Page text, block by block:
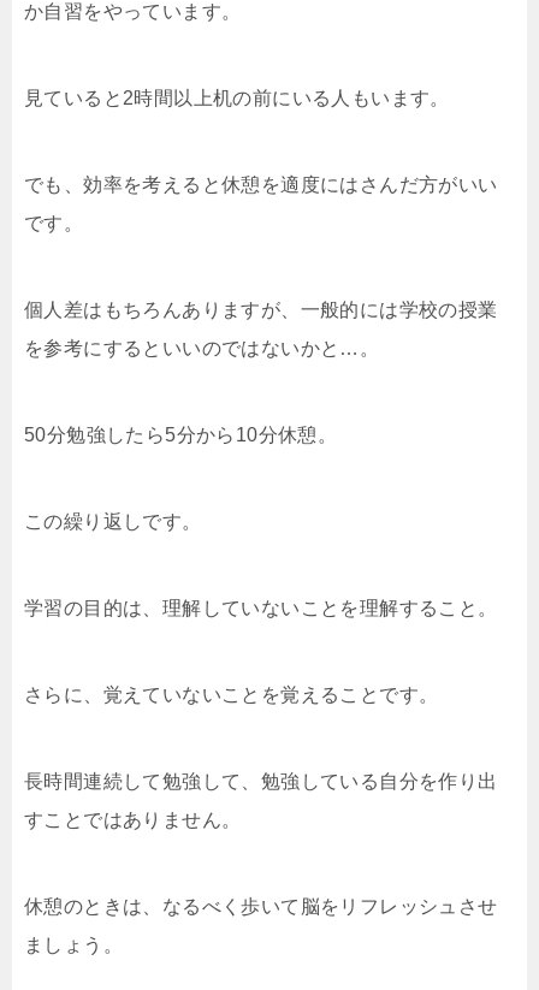
か自習をやっています。
見ていると2時間以上机の前にいる人もいます。
でも、効率を考えると休憩を適度にはさんだ方がいい
です。
個人差はもちろんありますが、一般的には学校の授業
を参考にするといいのではないかと…。
50分勉強したら5分から10分休憩。
この繰り返しです。
学習の目的は、理解していないことを理解すること。
さらに、覚えていないことを覚えることです。
長時間連続して勉強して、勉強している自分を作り出
すことではありません。
休憩のときは、なるべく歩いて脳をリフレッシュさせ
ましょう。